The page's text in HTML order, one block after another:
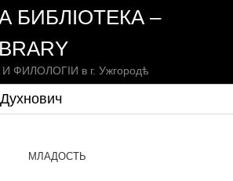
БИБЛІОТЕКА –
ФИЛОЛОГІИ в г. Ужгородѣ
МЛАДОСТЬ